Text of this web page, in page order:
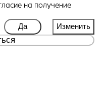
на получение
Да Изменить